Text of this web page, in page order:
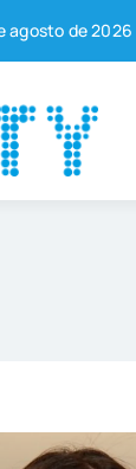
agos­to de 2026